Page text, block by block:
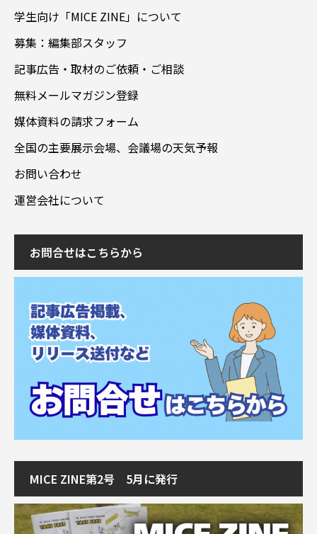
学生向け「MICE ZINE」について
募集：編集部スタッフ
記事広告・取材のご依頼・ご相談
無料メールマガジン登録
媒体資料の請求フォーム
全国の主要展示会場、会議場の天気予報
お問い合わせ
運営会社について
お問合せはこちらから
MICE ZINE第2号 5月に発行